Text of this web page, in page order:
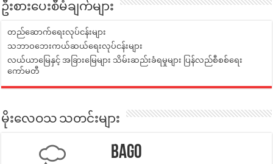
ဦးစားပေးစီမံချက်များ
တည်ဆောက်ရေးလုပ်ငန်းများ
သဘာဝဘေးကယ်ဆယ်ရေးလုပ်ငန်းများ
လယ်ယာမြေနှင့် အခြားမြေများ သိမ်းဆည်းခံရမှုများ ပြန်လည်စီစစ်ရေး
ကော်မတီ
မိုးလေဝသ သတင်းများ
Bago